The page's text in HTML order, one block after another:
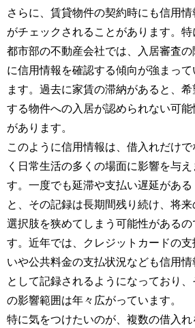
さらに、賃貸物件の契約時にも信用情
がチェックされることがあります。特
都市部の不動産会社では、入居審査の
に信用情報を確認する傾向が強まって
ます。過去に家賃の滞納があると、希
する物件への入居が認められない可能
があります。
このように信用情報は、借入れだけで
く日常生活の多くの場面に影響を与え
す。一度でも延滞や支払い遅延がある
と、その記録は長期間残り続け、将来
選択肢を狭めてしまう可能性があるの
す。近年では、クレジットカードの支
いや公共料金の支払状況なども信用情
として記録されるようになっており、
の影響範囲は年々広がっています。
特に気をつけたいのが、複数の借入れ